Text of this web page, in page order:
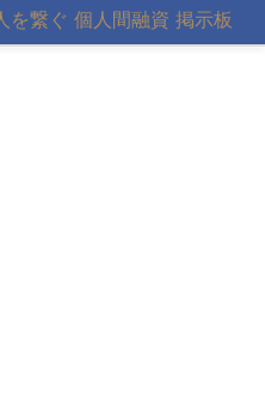
を繋ぐ 個人間融資 掲示板